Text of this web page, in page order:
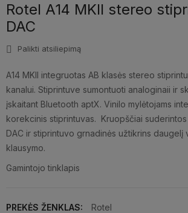
Rotel A14 MKII stereo
DAC
Palikti atsiliepimą
A14 MKII integruotas AB klasės stereo
kanalui. Stiprintuve sumontuoti analoginaii ir
įskaitant Bluetooth aptX. Vinilo mylėtojams
korekcinis stiprintuvas. Kruopščiai suderintos
DAC ir stiprintuvo grnadinės užtikrins daugelį
klausymo.
Gamintojo tinklapis
PREKĖS ŽENKLAS: Rotel